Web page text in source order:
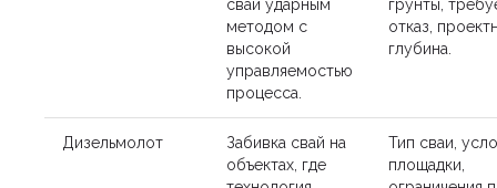
свай ударным
методом с
высокой
управляемостью
процесса.
грунты,
отказ,
глубина.
Дизельмолот
Забивка свай на
объектах, где
Тип сваи,
площадки,